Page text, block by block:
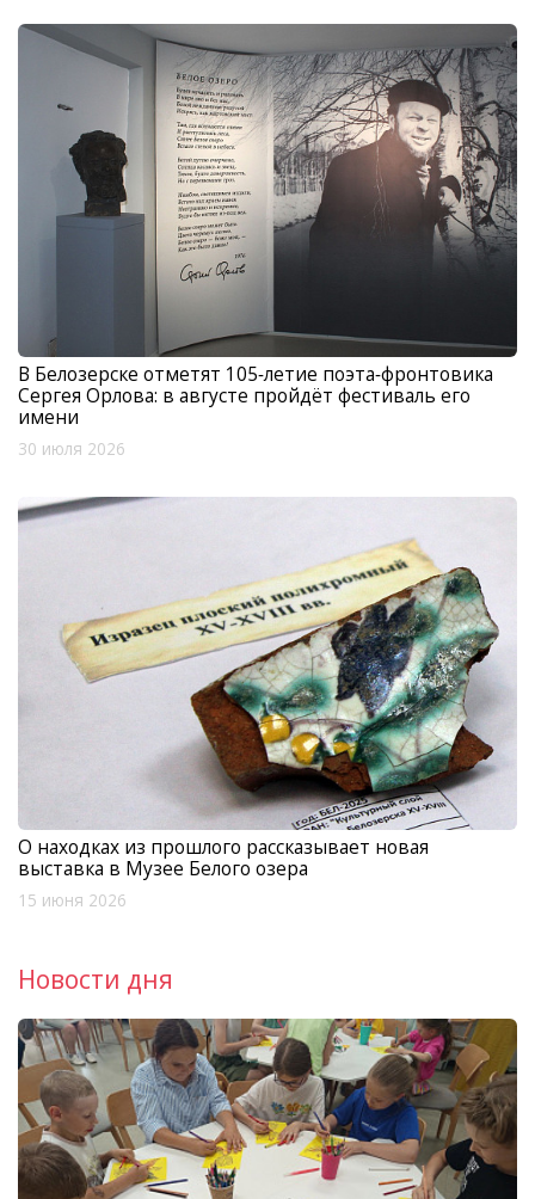
В Белозерске отметят 105‑летие поэта‑фронтовика
Сергея Орлова: в августе пройдёт фестиваль его
имени
30 июля 2026
О находках из прошлого рассказывает новая
выставка в Музее Белого озера
15 июня 2026
Новости дня